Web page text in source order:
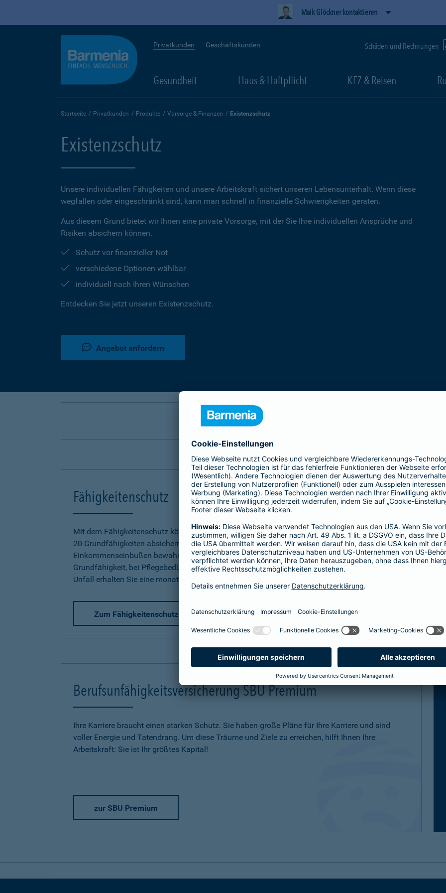
Maik Glöckner kontaktieren
Privatkunden Geschäftskunden Schäden und Rechnungen
Gesundheit Haus & Haftpflicht KFZ & Reisen
Startseite Privatkunden Produkte Vorsorge & Finanzen Existenzschutz
Existenzschutz
Unsere individuellen Fähigkeiten und unsere Arbeitskraft sichert unseren Lebensunterhalt. Wenn diese
wegfallen oder eingeschränkt sind, kann man schnell in finanzielle Schwierigkeiten geraten.
Aus diesem Grund bietet wir Ihnen eine private Vorsorge, mit der Sie Ihre individuellen Ansprüche und
Risiken absichern können.
Schutz vor finanzieller Not
verschiedene Optionen wählbar
individuell nach Ihren Wünschen
Entdecken Sie jetzt unseren Existenzschutz.
Angebot anfordern
Produkte der Gothaer Lebensversicherung
Fähigkeitenschutz
Mit dem Fähigkeitenschutz können Sie jetzt bis zu
20 Grundfähigkeiten absichern und sich so vor
Einkommenseinbußen bewahren. Bereits beim Verlust einer
Grundfähigkeit, bei Pflegebedürftigkeit oder bei einem schweren
Unfall erhalten Sie eine monatliche Rente.
Zum Fähigkeitenschutz
Fähigkeiten der Kinder
Arbeitskraftabsicherung
können Sie Ihre Kinder
der Verlust als auch das
Berufsunfähigkeitsversicherung SBU Premium
Ihre Karriere braucht einen starken Schutz. Sie haben große Pläne für Ihre Karriere und sind
voller Energie und Tatendrang. Um diese Träume und Ziele zu erreichen, hilft Ihnen Ihre
Arbeitskraft: Sie ist Ihr größtes Kapital!
zur SBU Premium